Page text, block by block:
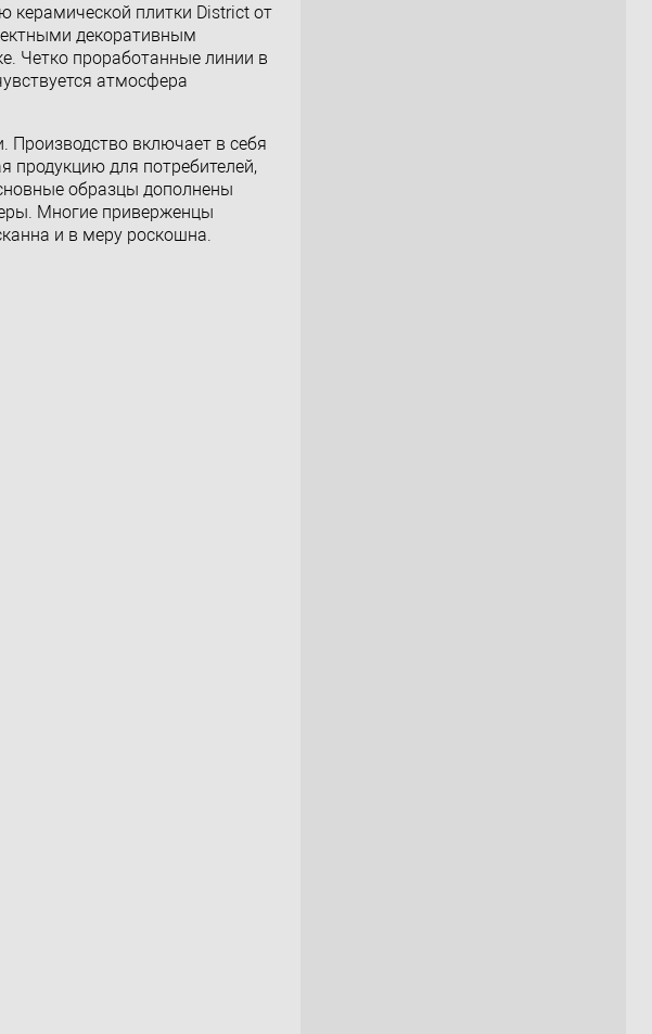
керамической плитки District от
декоративным
Четко проработанные линии в
атмосфера
Производство включает в себя
продукцию для потребителей,
образцы дополнены
Многие приверженцы
и в меру роскошна.